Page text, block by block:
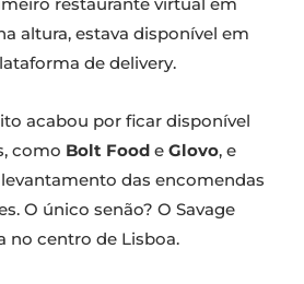
altura, estava disponível em
de delivery.
acabou por ficar disponível
como Bolt Food e Glovo, e
das encomendas
O único senão? O Savage
no centro de Lisboa.